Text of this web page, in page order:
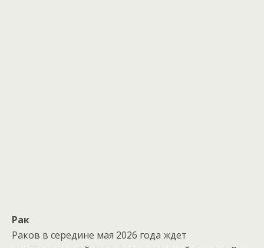
Рак
Раков в середине мая 2026 года ждет